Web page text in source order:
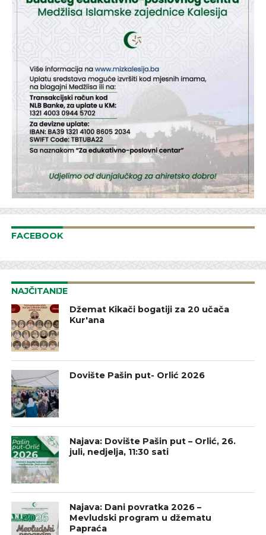
FACEBOOK
NAJČITANIJE
Džemat Kikači bogatiji za 20 učača
Kur'ana
Dovište Pašin put- Orlić 2026
Najava: Dovište Pašin put – Orlić, 26.
juli, nedjelja, 11:30 sati
Najava: Dani povratka 2026 –
Mevludski program u džematu
Papraća